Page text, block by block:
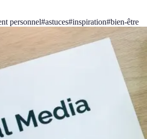
personnel#astuces#inspiration#bien-être